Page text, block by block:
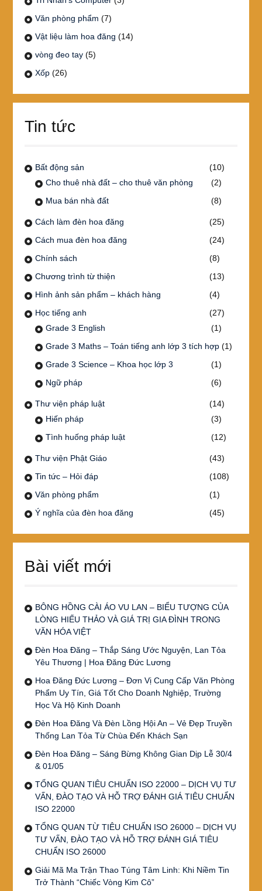
Văn phòng phẩm (7)
Vật liệu làm hoa đăng (14)
vòng đeo tay (5)
Xốp (26)
Tin tức
Bất động sản
(10)
Cho thuê nhà đất – cho thuê văn phòng
(2)
Mua bán nhà đất
(8)
Cách làm đèn hoa đăng
(25)
Cách mua đèn hoa đăng
(24)
Chính sách
(8)
Chương trình từ thiện
(13)
Hình ảnh sản phẩm – khách hàng
(4)
Học tiếng anh
(27)
Grade 3 English
(1)
Grade 3 Maths – Toán tiếng anh lớp 3 tích hợp(1)
Grade 3 Science – Khoa học lớp 3
(1)
Ngữ pháp
(6)
Thư viện pháp luật
(14)
Hiến pháp
(3)
Tình huống pháp luật
(12)
Thư viện Phật Giáo
(43)
Tin tức – Hỏi đáp
(108)
Văn phòng phẩm
(1)
Ý nghĩa của đèn hoa đăng
(45)
Bài viết mới
BÔNG HỒNG CÀI ÁO VU LAN – BIỂU TƯỢNG CỦA
LÒNG HIẾU THẢO VÀ GIÁ TRỊ GIA ĐÌNH TRONG
VĂN HÓA VIỆT
Đèn Hoa Đăng – Thắp Sáng Ước Nguyện, Lan Tỏa
Yêu Thương | Hoa Đăng Đức Lương
Hoa Đăng Đức Lương – Đơn Vị Cung Cấp Văn Phòng
Phẩm Uy Tín, Giá Tốt Cho Doanh Nghiệp, Trường
Học Và Hộ Kinh Doanh
Đèn Hoa Đăng Và Đèn Lồng Hội An – Vẻ Đẹp Truyền
Thống Lan Tỏa Từ Chùa Đến Khách Sạn
Đèn Hoa Đăng – Sáng Bừng Không Gian Dịp Lễ 30/4
& 01/05
TỔNG QUAN TIÊU CHUẨN ISO 22000 – DỊCH VỤ TƯ
VẤN, ĐÀO TẠO VÀ HỖ TRỢ ĐÁNH GIÁ TIÊU CHUẨN
ISO 22000
TỔNG QUAN TỪ TIÊU CHUẨN ISO 26000 – DỊCH VỤ
TƯ VẤN, ĐÀO TẠO VÀ HỖ TRỢ ĐÁNH GIÁ TIÊU
CHUẨN ISO 26000
Giải Mã Ma Trận Thao Túng Tâm Linh: Khi Niềm Tin
Trở Thành “Chiếc Vòng Kim Cô”